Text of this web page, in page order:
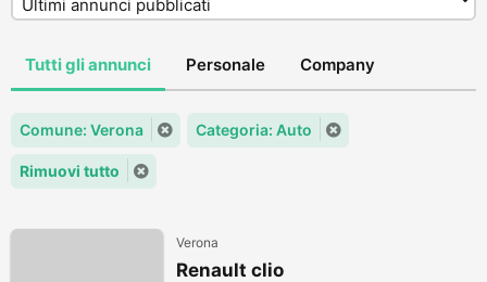
Tutti gli annunci Personale Company
Comune: Verona Categoria: Auto
Rimuovi tutto
Verona
Renault clio